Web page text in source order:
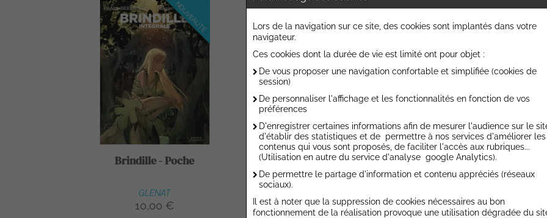
NOUVEAUTÉ
Brindille - Poche
GLENAT
10,00 €
Sorceline - Agenda 2026-2027
9,95 €
Les gardiens des
8,50 €
Lors de la navigation sur ce site, des cookies sont implantés dans votre
navigateur.
Ces cookies dont la durée de vie est limité ont pour objet :
De vous proposer une navigation confortable et simplifiée (cookies de
session)
De personnaliser l'affichage et les fonctionnalités en fonction de vos
préférences
D'enregistrer certaines informations afin de mesurer l'audience sur le
d'établir des statistiques et de permettre à nos services d'améliorer les
contenus qui vous sont proposés, de faciliter l'accès aux rubriques...
(Utilisation en autre du service d'analyse google Analytics).
De permettre le partage d'information et contenu appréciés (réseaux
sociaux).
Il est à noter que la suppression de cookies nécessaires au bon
fonctionnement de la réalisation provoque une utilisation dégradée du